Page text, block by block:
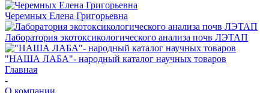
Черемных Елена Григорьевна
Лаборатория экотоксикологического анализа почв ЛЭТАП
"НАША ЛАБА"- народный каталог научных товаров
Главная
-
О компании